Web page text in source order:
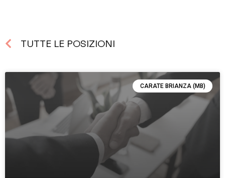
TUTTE LE POSIZIONI
CARATE BRIANZA (MB)